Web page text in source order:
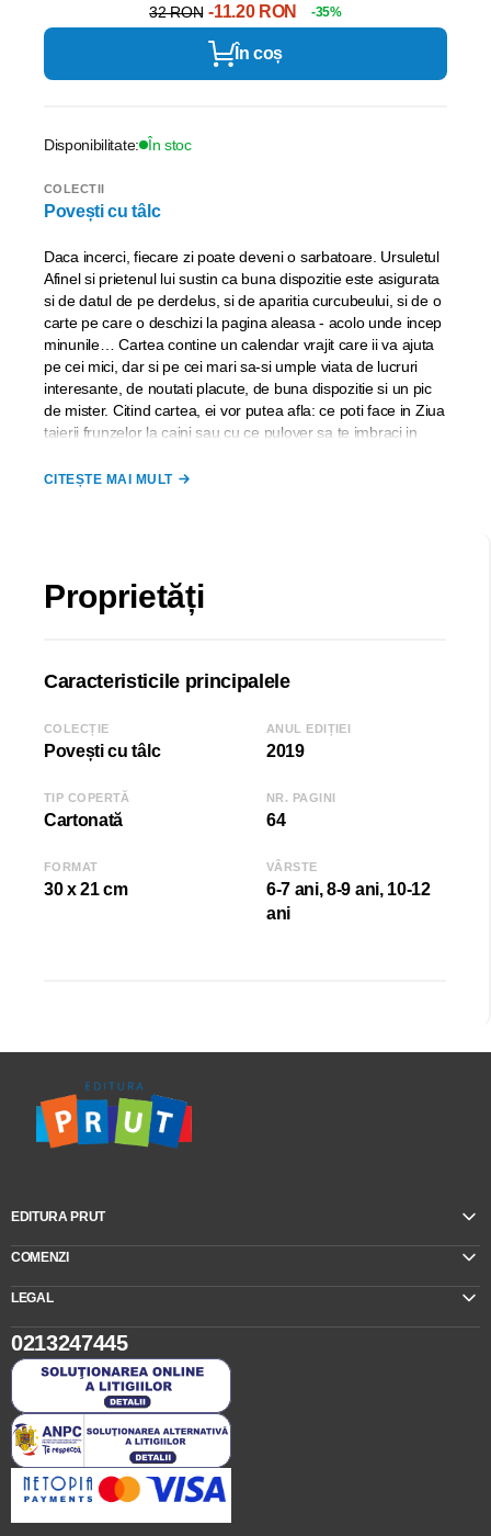
32 RON -11.20 RON -35%
În coș
Disponibilitate: În stoc
COLECTII
Povești cu tâlc
Daca incerci, fiecare zi poate deveni o sarbatoare. Ursuletul
Afinel si prietenul lui sustin ca buna dispozitie este asigurata
si de datul de pe derdelus, si de aparitia curcubeului, si de o
carte pe care o deschizi la pagina aleasa - acolo unde incep
minunile… Cartea contine un calendar vrajit care ii va ajuta
pe cei mici, dar si pe cei mari sa-si umple viata de lucruri
interesante, de noutati placute, de buna dispozitie si un pic
de mister. Citind cartea, ei vor putea afla: ce poti face in Ziua
taierii frunzelor la caini sau cu ce pulover sa te imbraci in
si cand e mai bine sa contruiesti un cort din paturi. Sute de
CITEȘTE MAI MULT
Proprietăți
Caracteristicile principalele
COLECȚIE
Povești cu tâlc
ANUL EDIȚIEI
2019
TIP COPERTĂ
Cartonată
NR. PAGINI
64
FORMAT
30 x 21 cm
VÂRSTE
6-7 ani, 8-9 ani, 10-12
ani
EDITURA PRUT
COMENZI
LEGAL
0213247445